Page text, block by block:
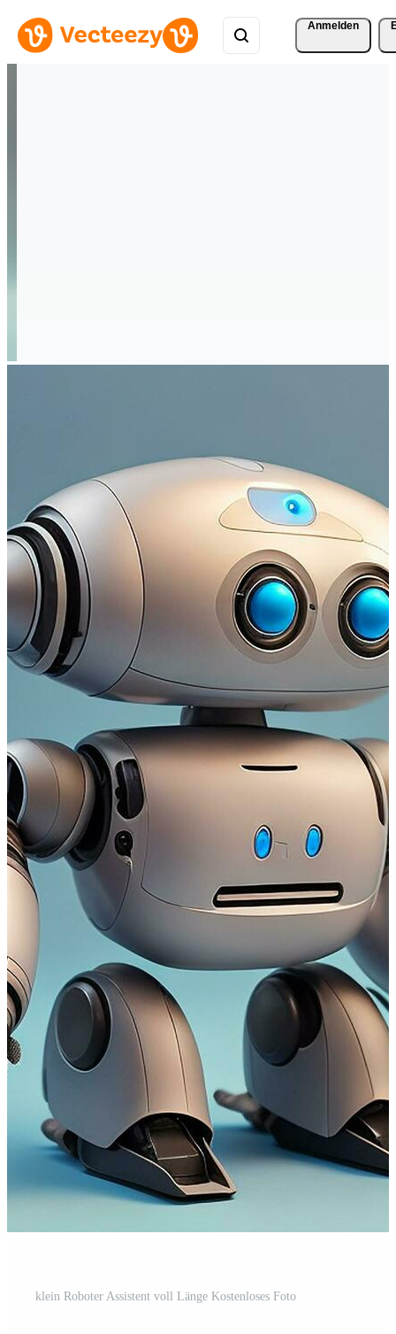
Anmelden
klein Roboter Assistent voll Länge Kostenloses Foto